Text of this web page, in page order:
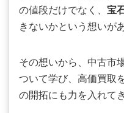
の値段だけでなく、 宝
きないかという想いが
その想いから、中古市
ついて学び、高価買取
の開拓にも力を入れて